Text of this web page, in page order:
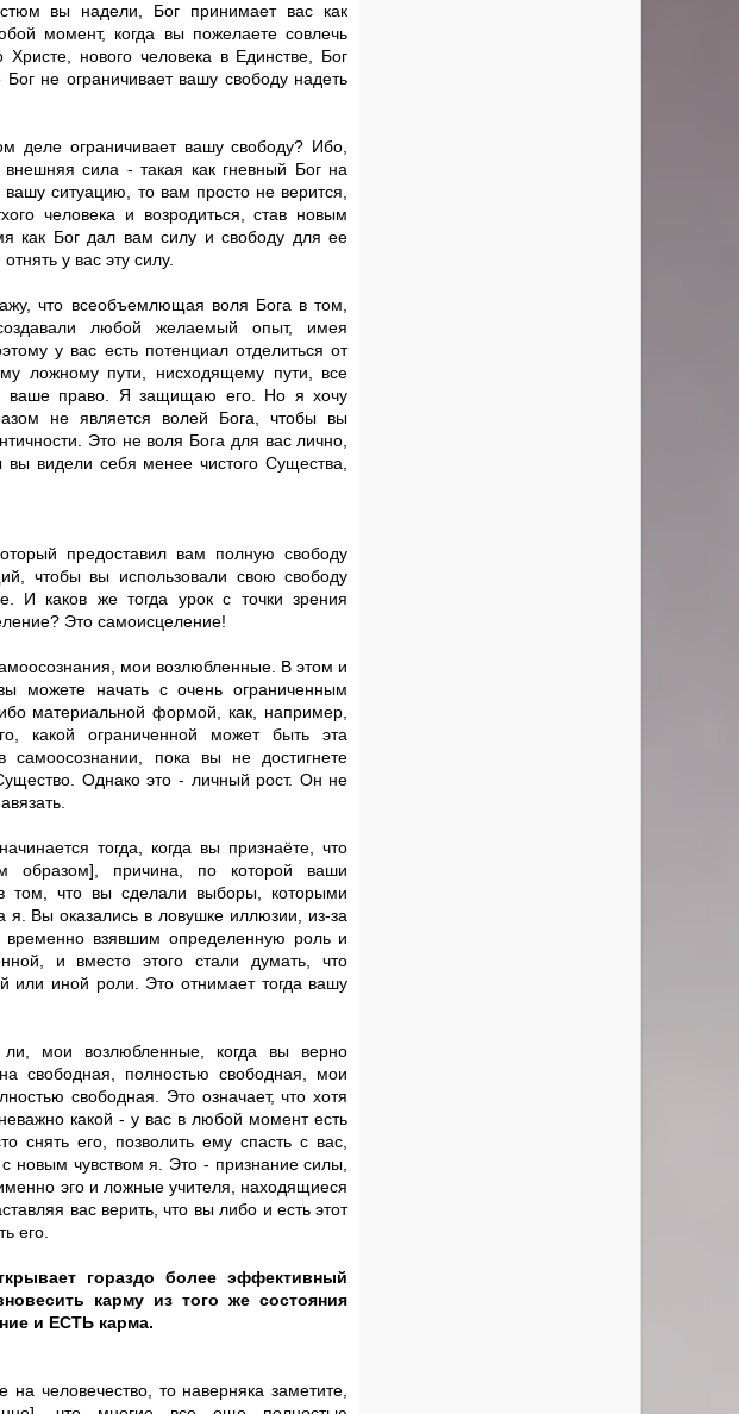
вы надели, Бог принимает вас как
момент, когда вы пожелаете совлечь
Христе, нового человека в Единстве, Бог
не ограничивает вашу свободу надеть
деле ограничивает вашу свободу? Ибо,
сила - такая как гневный Бог на
ситуацию, то вам просто не верится,
человека и возродиться, став новым
как Бог дал вам силу и свободу для ее
у вас эту силу.
что всеобъемлющая воля Бога в том,
любой желаемый опыт, имея
у вас есть потенциал отделиться от
ложному пути, нисходящему пути, все
ваше право. Я защищаю его. Но я хочу
не является волей Бога, чтобы вы
Это не воля Бога для вас лично,
видели себя менее чистого Существа,
предоставил вам полную свободу
чтобы вы использовали свою свободу
И каков же тогда урок с точки зрения
Это самоисцеление!
мои возлюбленные. В этом и
можете начать с очень ограниченным
материальной формой, как, например,
какой ограниченной может быть эта
самоосознании, пока вы не достигнете
Однако это - личный рост. Он не
тогда, когда вы признаёте, что
образом], причина, по которой ваши
том, что вы сделали выборы, которыми
я. Вы оказались в ловушке иллюзии, из-за
временно взявшим определенную роль и
и вместо этого стали думать, что
или иной роли. Это отнимает тогда вашу
мои возлюбленные, когда вы верно
свободная, полностью свободная, мои
свободная. Это означает, что хотя
какой - у вас в любой момент есть
снять его, позволить ему спасть с вас,
с новым чувством я. Это - признание силы,
эго и ложные учителя, находящиеся
вас верить, что вы либо и есть этот
его.
гораздо более эффективный
карму из того же состояния
и ЕСТЬ карма.
человечество, то наверняка заметите,